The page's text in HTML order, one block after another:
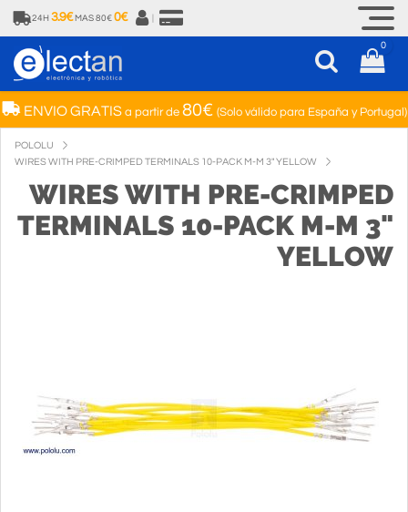
24H 3.9€ MAS 80€ 0€
0
ENVIO GRATISa partir de 80€ (Solo válido para España y Portugal)
POLOLU
WIRES WITH PRE-CRIMPED TERMINALS 10-PACK M-M 3" YELLOW
WIRES WITH PRE-CRIMPED
TERMINALS 10-PACK M-M 3"
YELLOW